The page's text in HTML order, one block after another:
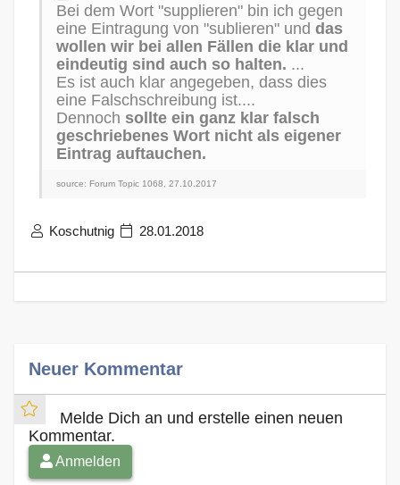
Bei dem Wort "supplieren" bin ich gegen
eine Eintragung von "sublieren" und das
wollen wir bei allen Fällen die klar und
eindeutig sind auch so halten. ...
Es ist auch klar angegeben, dass dies
eine Falschschreibung ist....
Dennoch sollte ein ganz klar falsch
geschriebenes Wort nicht als eigener
Eintrag auftauchen.
source: Forum Topic 1068, 27.10.2017
Koschutnig 28.01.2018
Neuer Kommentar
Melde Dich an und erstelle einen neuen
Kommentar.
Anmelden